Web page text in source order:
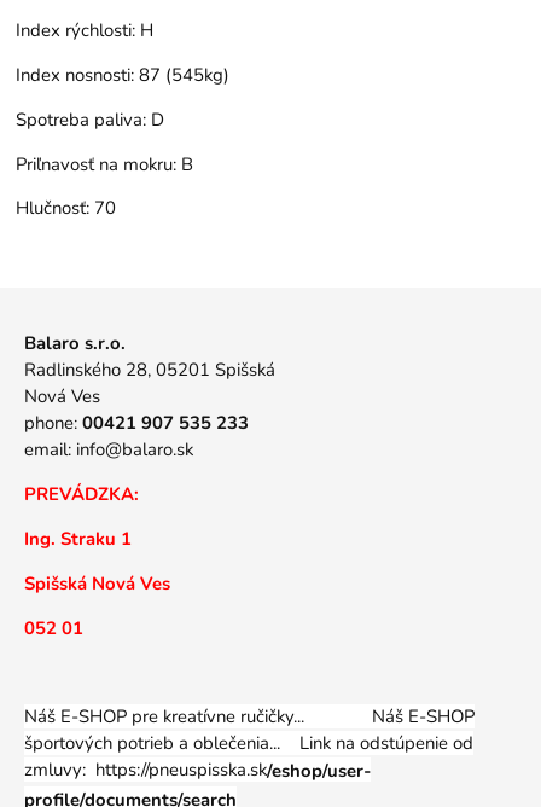
Index rýchlosti: H
Index nosnosti: 87 (545kg)
Spotreba paliva: D
Priľnavosť na mokru: B
Hlučnosť: 70
Balaro s.r.o.
Radlinského 28, 05201 Spišská
Nová Ves
phone: 00421 907 535 233
email: info@balaro.sk
PREVÁDZKA:
Ing. Straku 1
Spišská Nová Ves
052 01
Náš E-SHOP pre kreatívne ručičky... Náš E-SHOP
športových potrieb a oblečenia... Link na odstúpenie od
zmluvy: https://pneuspisska.sk/eshop/user-
profile/documents/search